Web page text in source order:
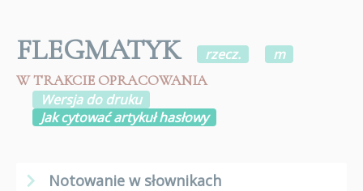
FLEGMATYK rzecz.
m
W TRAKCIE OPRACOWANIA
Wersja do druku
Jak cytować artykuł hasłowy
Notowanie w słownikach